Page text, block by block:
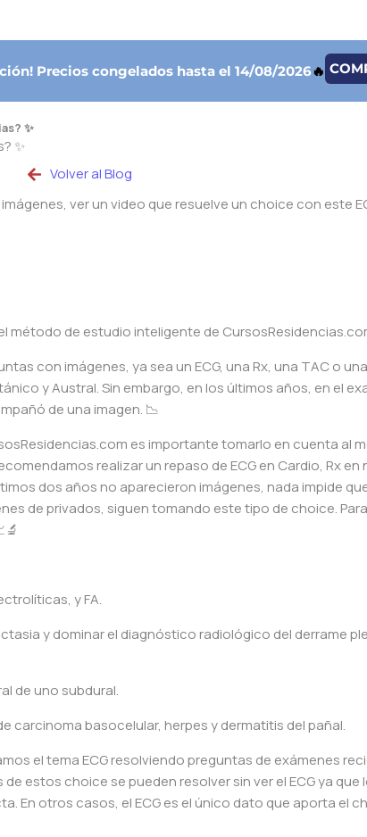
Precios congelados hasta el 14/08/2026🔥
✨
✨
Volver al Blog
ver un video que resuelve un choice con este
de estudio inteligente de
con imágenes, ya sea un ECG, una Rx, una TAC o
y Austral. Sin embargo, en los últimos años, en el
de una imagen. 📉
es importante tomarlo en cuenta al
realizar un repaso de ECG en Cardio, Rx en
dos años no aparecieron imágenes, nada impide
de privados, siguen tomando este tipo de choice.
y FA.
y dominar el diagnóstico radiológico del derrame
de uno subdural.
carcinoma basocelular, herpes y dermatitis del pañal.
el tema ECG resolviendo preguntas de exámenes
estos choice se pueden resolver sin ver el ECG ya que
En otros casos, el ECG es el único dato que aporta el